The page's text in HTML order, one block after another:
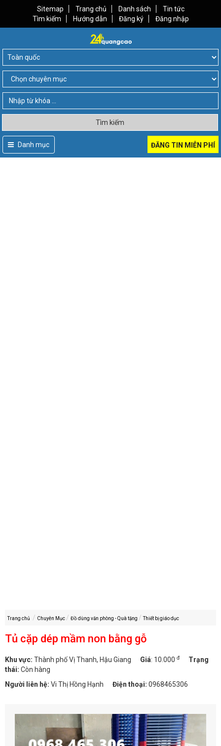
Sitemap Trang chủ Danh sách
Tin tức
Tìm kiếm
Hướng dẫn Đăng ký Đăng nhập
Tìm kiếm
Danh mục ĐĂNG TIN MIỄN PHÍ
Trang chủ Chuyên Mục Đồ dùng văn phòng - Quà tặng Thiết bị giáo dục
Tủ cặp dép mầm non bằng gỗ
Khu vực: Thành phố Vị Thanh, Hậu Giang Giá: 10.000 đ
Trạng
thái: Còn hàng
Người liên hệ: Vi Thị Hồng Hạnh Điện thoại: 0968465306